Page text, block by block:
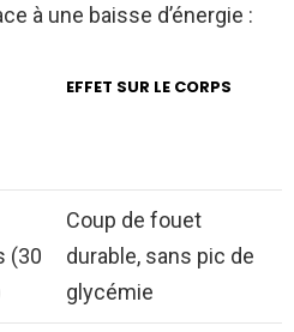
à une baisse d’énergie :
EFFET SUR LE CORPS
(30
Coup de fouet
durable, sans pic de
glycémie